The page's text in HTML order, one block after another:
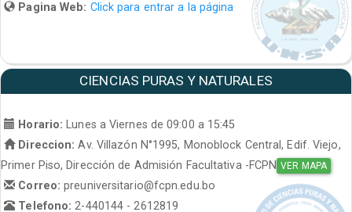
Pagina Web: Click para entrar a la página
CIENCIAS PURAS Y NATURALES
Horario:
Lunes a Viernes de 09:00 a 15:45
Direccion: Av. Villazón N°1995, Monoblock Central, Edif. Viejo,
Primer Piso, Dirección de Admisión Facultativa -FCPN VER MAPA
Correo:preuniversitario@fcpn.edu.bo
Telefono: 2-440144 - 2612819